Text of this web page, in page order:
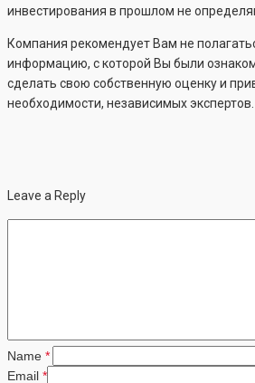
инвестирования в прошлом не
Компания рекомендует Вам не
информацию, с которой Вы были
сделать свою собственную оценку и
необходимости, независимых экспертов.
Leave a Reply
Name *
Email *